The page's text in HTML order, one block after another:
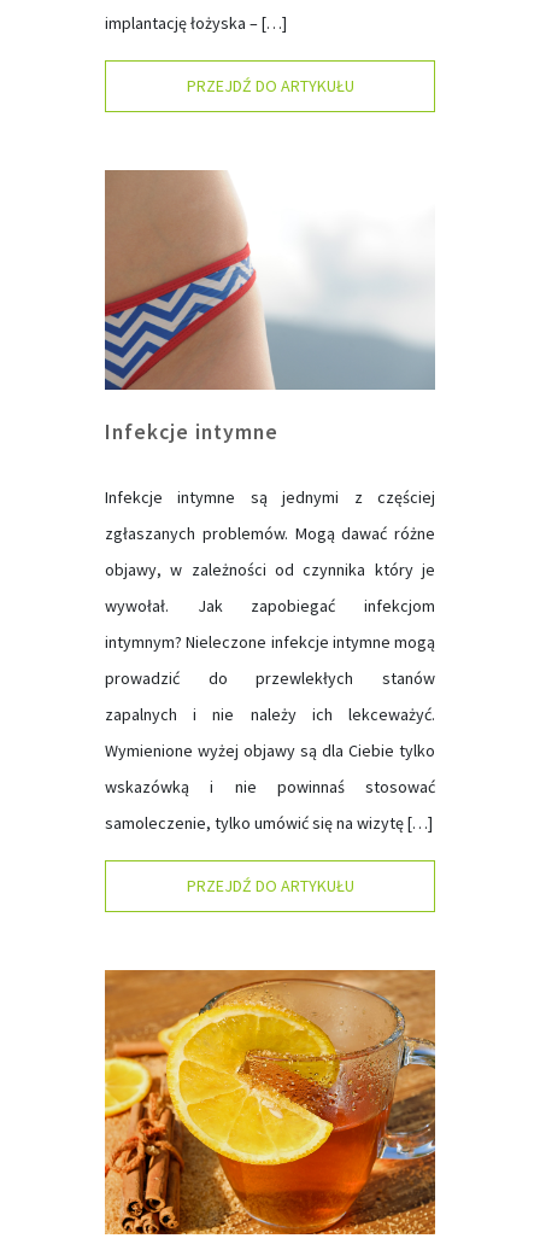
implantację łożyska – […]
PRZEJDŹ DO ARTYKUŁU
Infekcje intymne
Infekcje intymne są jednymi z częściej
zgłaszanych problemów. Mogą dawać różne
objawy, w zależności od czynnika który je
wywołał. Jak zapobiegać infekcjom
intymnym? Nieleczone infekcje intymne mogą
prowadzić do przewlekłych stanów
zapalnych i nie należy ich lekceważyć.
Wymienione wyżej objawy są dla Ciebie tylko
wskazówką i nie powinnaś stosować
samoleczenie, tylko umówić się na wizytę […]
PRZEJDŹ DO ARTYKUŁU